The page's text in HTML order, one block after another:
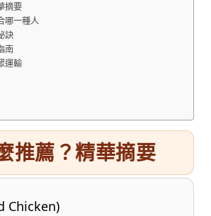
摘要
哪一種人
訣
南
運輸
推薦？精華摘要
Chicken)